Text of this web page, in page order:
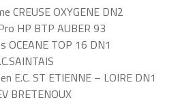
CREUSE OXYGENE DN2
HP BTP AUBER 93
OCEANE TOP 16 DN1
E.C. ST ETIENNE – LOIRE DN1
BRETENOUX